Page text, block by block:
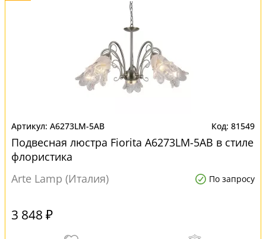
A6273LM-5AB 81549
Подвесная люстра Fiorita A6273LM-5AB в стиле
флористика
Arte Lamp (Италия)
По запросу
3 848 ₽